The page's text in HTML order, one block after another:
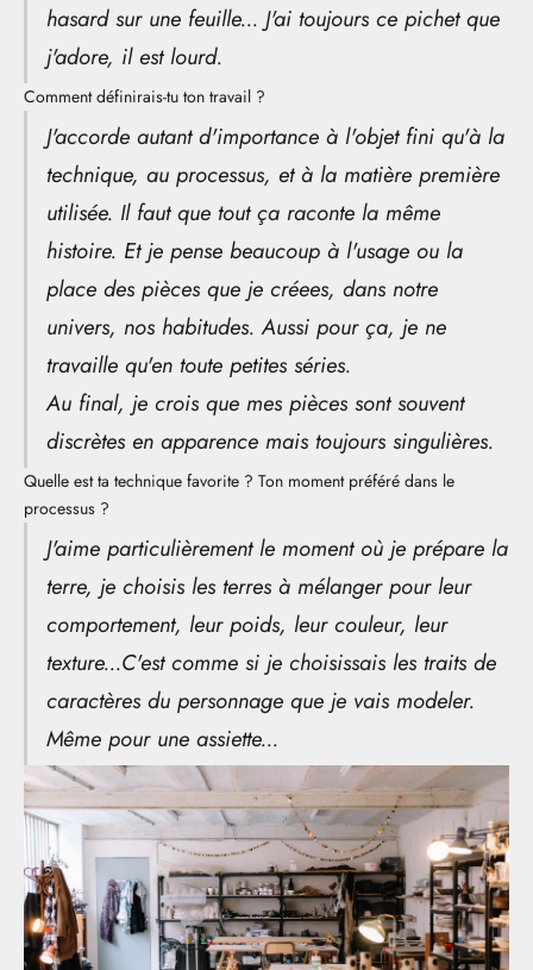
hasard sur une feuille... J'ai toujours ce pichet que
j'adore, il est lourd.
Comment définirais-tu ton travail ?
J'accorde autant d'importance à l'objet fini qu'à la
technique, au processus, et à la matière première
utilisée. Il faut que tout ça raconte la même
histoire. Et je pense beaucoup à l'usage ou la
place des pièces que je créees, dans notre
univers, nos habitudes. Aussi pour ça, je ne
travaille qu'en toute petites séries.
Au final, je crois que mes pièces sont souvent
discrètes en apparence mais toujours singulières.
Quelle est ta technique favorite ? Ton moment préféré dans le
processus ?
J'aime particulièrement le moment où je prépare la
terre, je choisis les terres à mélanger pour leur
comportement, leur poids, leur couleur, leur
texture...C'est comme si je choisissais les traits de
caractères du personnage que je vais modeler.
Même pour une assiette...